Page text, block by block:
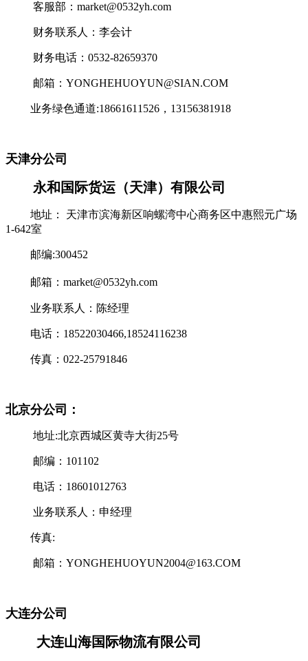
客服部：market@0532yh.com
财务联系人：李会计
财务电话：0532-82659370
邮箱：YONGHEHUOYUN@SIAN.COM
业务绿色通道:18661611526，13156381918
天津分公司
永和国际货运（天津）有限公司
地址： 天津市滨海新区响螺湾中心商务区中惠熙元广场
1-642室
邮编:300452
邮箱 ：market@0532yh.com
业务联系人：陈经理
电话：18522030466,18524116238
传真：022-25791846
北京分公司：
地址:北京西城区黄寺大街25号
邮编：101102
电话：18601012763
业务联系人：申经理
传真:
邮箱：YONGHEHUOYUN2004@163.COM
大连分公司
大连山海国际物流有限公司